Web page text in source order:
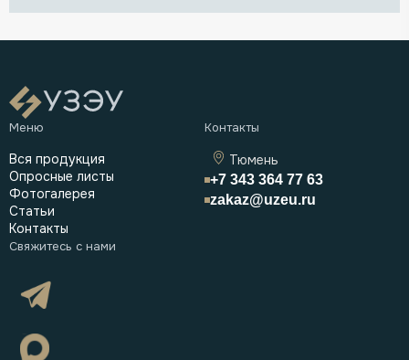
Тюмень
+7 343 364 77 63
zakaz@uzeu.ru
Вся продукция
Опросные листы
Фотогалерея
Статьи
Контакты